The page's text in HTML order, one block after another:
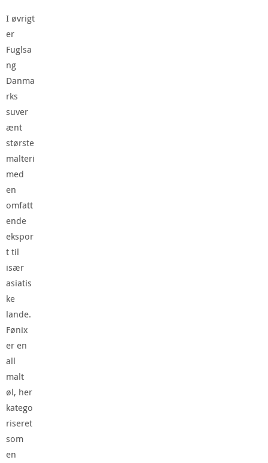
I øvrigt
er
Fuglsa
ng
Danma
rks
suver
ænt
største
malteri
med
en
omfatt
ende
ekspor
t til
især
asiatis
ke
lande.
Fønix
er en
all
malt
øl, her
katego
riseret
som
en